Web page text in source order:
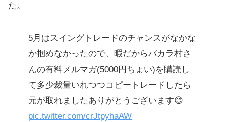
た。
5月はスイングトレードのチャンスがなかな
か掴めなかったので、暇だからバカラ村さ
んの有料メルマガ(5000円ちょい)を購読し
て多少裁量いれつつコピートレードしたら
元が取れましたありがとうございます😊
pic.twitter.com/crJtpyhaAW